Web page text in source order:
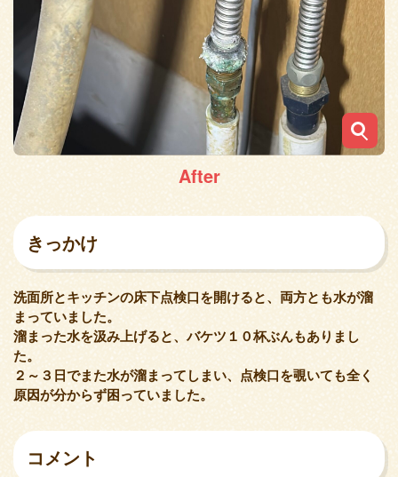
After
きっかけ
洗面所とキッチンの床下点検口を開けると、両方とも水が溜
まっていました。
溜まった水を汲み上げると、バケツ１０杯ぶんもありまし
た。
２～３日でまた水が溜まってしまい、点検口を覗いても全く
原因が分からず困っていました。
コメント